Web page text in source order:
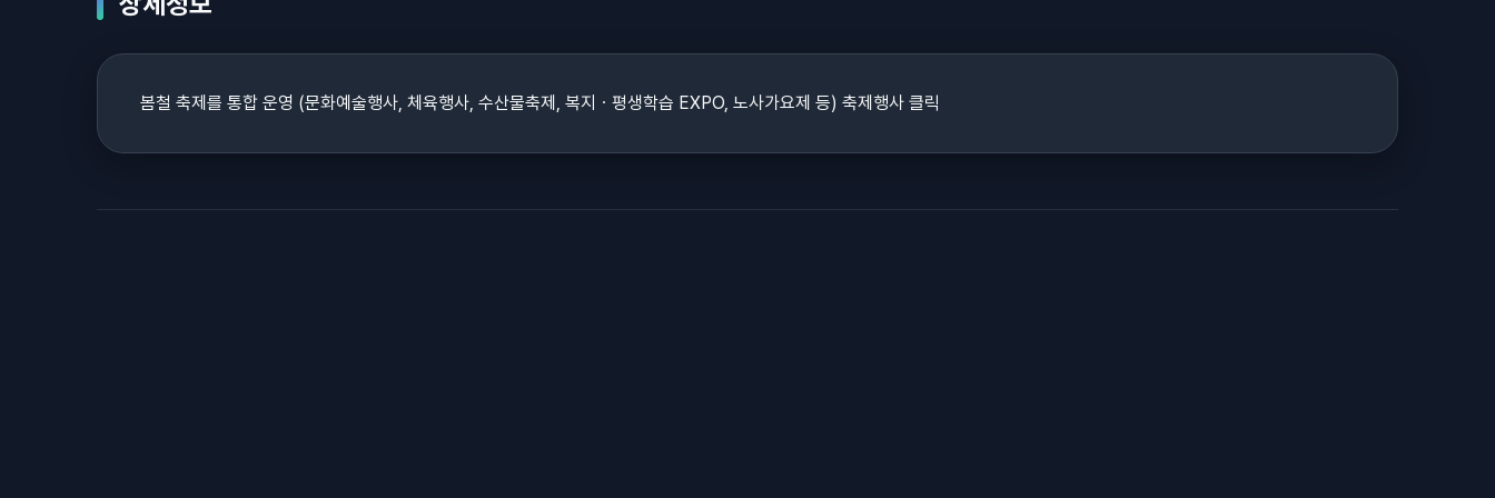
봄철 축제를 통합 운영 (문화예술행사, 체육행사, 수산물축제, 복지ㆍ평생학습 EXPO, 노사가요제 등) 축제행사 클릭